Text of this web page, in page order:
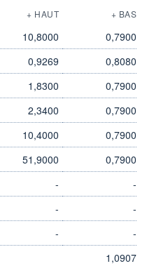
+ HAUT + BAS
10,8000
0,7900
0,9269
0,8080
1,8300
0,7900
2,3400
0,7900
10,4000
0,7900
51,9000
0,7900
-
-
-
-
-
-
1,0907